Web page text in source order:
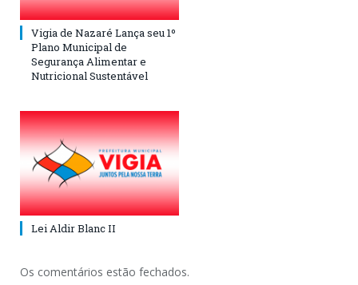
Vigia de Nazaré Lança seu 1º
Plano Municipal de
Segurança Alimentar e
Nutricional Sustentável
Lei Aldir Blanc II
Os comentários estão fechados.